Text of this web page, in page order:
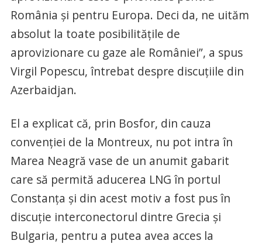
România şi pentru Europa. Deci da, ne uităm
absolut la toate posibilităţile de
aprovizionare cu gaze ale României”, a spus
Virgil Popescu, întrebat despre discuţiile din
Azerbaidjan.
El a explicat că, prin Bosfor, din cauza
convenţiei de la Montreux, nu pot intra în
Marea Neagră vase de un anumit gabarit
care să permită aducerea LNG în portul
Constanţa şi din acest motiv a fost pus în
discuţie interconectorul dintre Grecia şi
Bulgaria, pentru a putea avea acces la